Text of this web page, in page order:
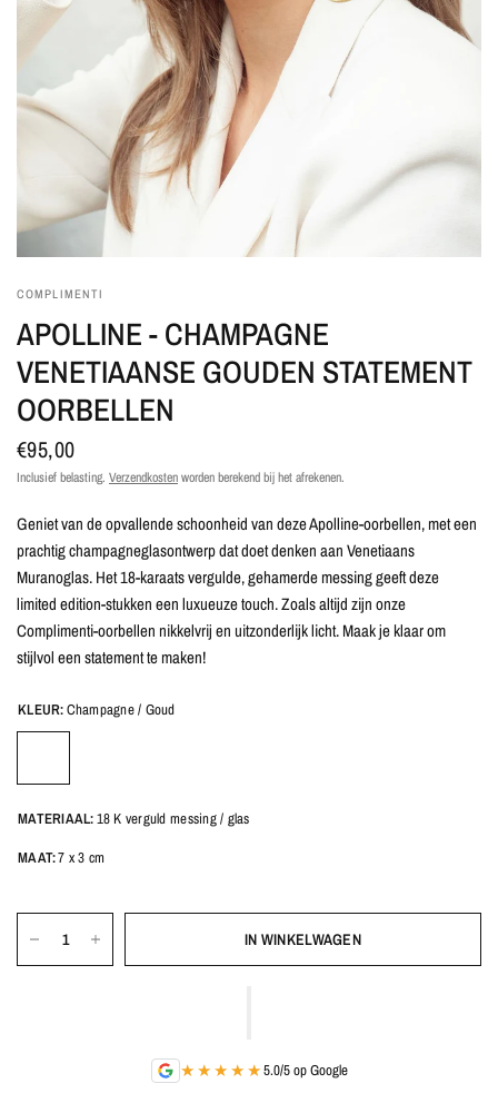
COMPLIMENTI
APOLLINE - CHAMPAGNE
VENETIAANSE GOUDEN STATEMENT
OORBELLEN
€95,00
Inclusief belasting. Verzendkostenworden berekend bij het afrekenen.
Geniet van de opvallende schoonheid van deze Apolline-oorbellen, met een
prachtig champagneglasontwerp dat doet denken aan Venetiaans
Muranoglas. Het 18-karaats vergulde, gehamerde messing geeft deze
limited edition-stukken een luxueuze touch. Zoals altijd zijn onze
Complimenti-oorbellen nikkelvrij en uitzonderlijk licht. Maak je klaar om
stijlvol een statement te maken!
KLEUR:Champagne / Goud
MATERIAAL:18 K verguld messing / glas
MAAT:7 x 3 cm
IN WINKELWAGEN
★★★★★5.0/5 op Google